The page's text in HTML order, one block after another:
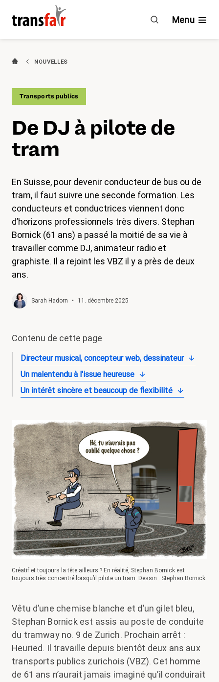
pilote
tram
Nouvelles
Agenda
magazine
Shop
Contact
Mon apprentissage. Mes droits.
Branches
Engagement
À propos de transfair
Avantages
Menu
NOUVELLES
Transports publics
De DJ à pilote de
tram
En Suisse, pour devenir conducteur de bus ou de
tram, il faut suivre une seconde formation. Les
conducteurs et conductrices viennent donc
d’horizons professionnels très divers. Stephan
Bornick (61 ans) a passé la moitié de sa vie à
travailler comme DJ, animateur radio et
graphiste. Il a rejoint les VBZ il y a près de deux
ans.
Sarah Hadorn • 11. décembre 2025
Contenu de cette page
Directeur musical, concepteur web, dessinateur
Un malentendu à l'issue heureuse
Un intérêt sincère et beaucoup de flexibilité
Créatif et toujours la tête ailleurs ? En réalité, Stephan Bornick est
toujours très concentré lorsqu’il pilote un tram. Dessin : Stephan Bornick
Vêtu d’une chemise blanche et d’un gilet bleu,
Stephan Bornick est assis au poste de conduite
du tramway no. 9 de Zurich. Prochain arrêt :
Heuried. Il travaille depuis bientôt deux ans aux
transports publics zurichois (VBZ). Cet homme
de 61 ans n’aurait jamais imaginé qu’il conduirait